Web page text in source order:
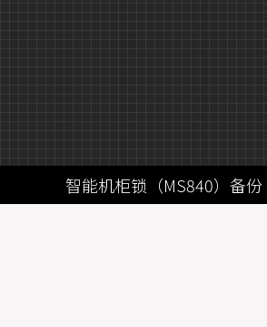
智能机柜锁（MS840）备份